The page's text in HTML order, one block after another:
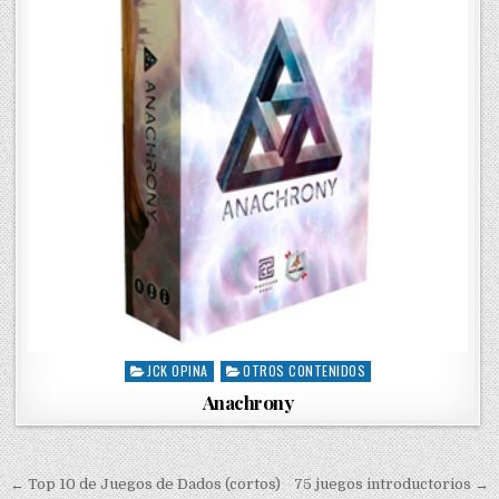
P
t
e
d
JCK OPINA OTROS CONTENIDOS
Anachrony
← Top 10 de Juegos de Dados (cortos) 75 juegos introductorios →